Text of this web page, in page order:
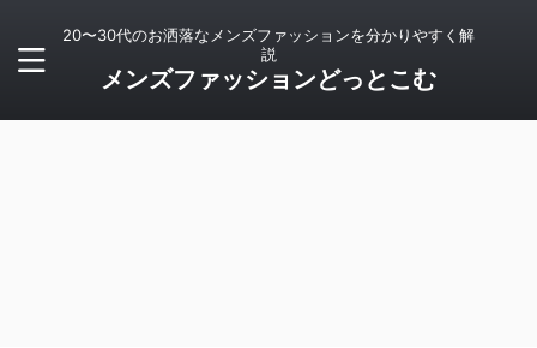
20〜30代のお洒落なメンズファッションを分かりやすく解
説
メンズファッションどっとこむ